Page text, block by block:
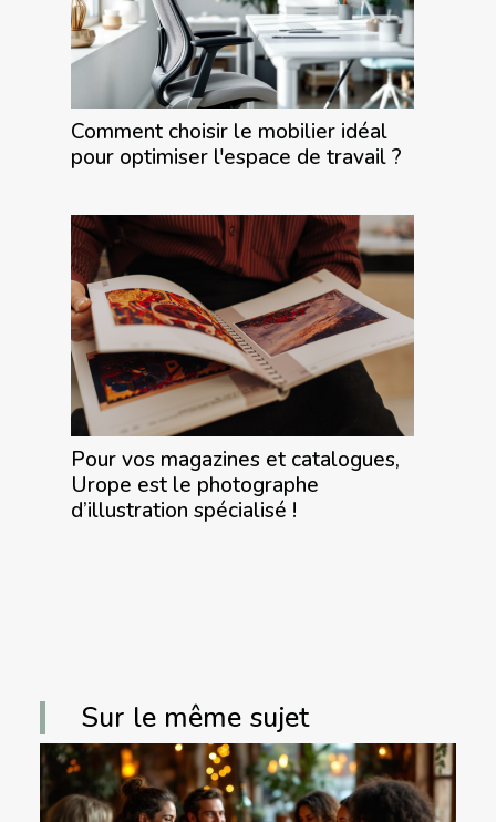
Comment choisir le mobilier idéal
pour optimiser l'espace de travail ?
Pour vos magazines et catalogues,
Urope est le photographe
d’illustration spécialisé !
Sur le même sujet